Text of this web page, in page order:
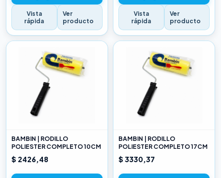
Vista
rápida
Ver
producto
Vista
rápida
Ver
producto
BAMBIN | RODILLO
POLIESTER COMPLETO 10CM
$ 2426,48
BAMBIN | RODILLO
POLIESTER COMPLETO 17CM
$ 3330,37